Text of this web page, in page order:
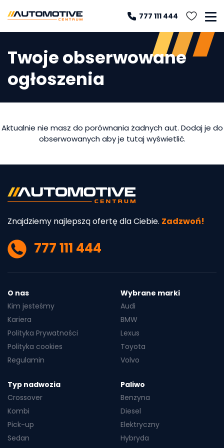
777 111 444
Twoje obserwowane
ogłoszenia
Aktualnie nie masz do porównania żadnych aut. Dodaj je do
obserwowanych aby je tutaj wyświetlić.
Znajdziemy najlepszą ofertę dla Ciebie. Zadzwoń!
777 111 444
O nas
Kim jesteśmy
Kariera
Polityka Prywatności
Polityka cookies
Regulamin
Wybrane marki
Audi
BMW
Lexus
Toyota
Volvo
Typ nadwozia
Crossover
Kombi
Pick-up
Sedan
Paliwo
Benzyna
Diesel
Elektryczny
Hybryda